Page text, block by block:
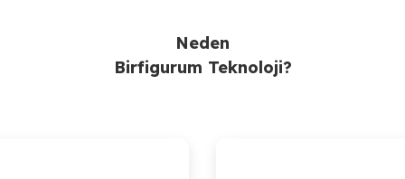
Neden
Birfigurum Teknoloji?